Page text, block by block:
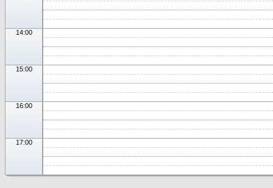
14:00
15:00
16:00
17:00